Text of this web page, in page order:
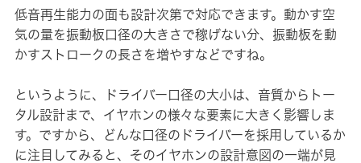
低音再生能力の面も設計次第で対応できます。動かす空
気の量を振動板口径の大きさで稼げない分、振動板を動
かすストロークの長さを増やすなどですね。
というように、ドライバー口径の大小は、音質からトー
タル設計まで、イヤホンの様々な要素に大きく影響しま
す。ですから、どんな口径のドライバーを採用しているか
に注目してみると、そのイヤホンの設計意図の一端が見